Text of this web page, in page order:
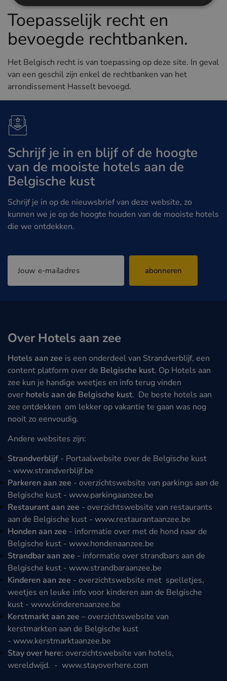
Toepasselijk recht en
bevoegde rechtbanken.
Het Belgisch recht is van toepassing op deze site. In geval
van een geschil zijn enkel de rechtbanken van het
arrondissement Hasselt bevoegd.
Schrijf je in en blijf of de hoogte
van de mooiste hotels aan de
Belgische kust
Schrijf je in op de nieuwsbrief van deze website, zo
kunnen we je op de hoogte houden van de mooiste hotels
die we ontdekken.
abonneren
Over Hotels aan zee
Hotels aan zee is een onderdeel van Strandverblijf, een
content platform over de Belgische kust. Op Hotels aan
zee kun je handige weetjes en info terug vinden
over hotels aan de Belgische kust. De beste hotels aan
zee ontdekken om lekker op vakantie te gaan was nog
nooit zo eenvoudig.
Andere websites zijn:
Strandverblijf - Portaalwebsite over de Belgische kust
- www.strandverblijf.be
Parkeren aan zee - overzichtswebsite van parkings aan de
Belgische kust - www.parkingaanzee.be
Restaurant aan zee - overzichtswebsite van restaurants
aan de Belgische kust - www.restaurantaanzee.be
Honden aan zee - informatie over met de hond naar de
Belgische kust - www.hondenaanzee.be
Strandbar aan zee - informatie over strandbars aan de
Belgische kust - www.strandbaraanzee.be
Kinderen aan zee - overzichtswebsite met spelletjes,
weetjes en leuke info voor kinderen aan de Belgische
kust - www.kinderenaanzee.be
Kerstmarkt aan zee – overzichtswebsite van
kerstmarkten aan de Belgische kust
- www.kerstmarktaanzee.be
Stay over here: overzichtswebsite van hotels,
wereldwijd. - www.stayoverhere.com